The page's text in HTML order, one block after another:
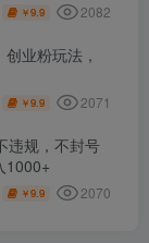
￥9.9 2082
业粉玩法，
￥9.9 2071
违规，不封号
1000+
￥9.9 2070